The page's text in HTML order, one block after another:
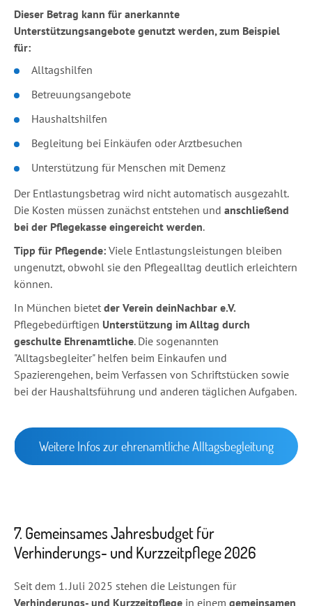
Dieser Betrag kann für anerkannte
Unterstützungsangebote genutzt werden, zum Beispiel
für:
Alltagshilfen
Betreuungsangebote
Haushaltshilfen
Begleitung bei Einkäufen oder Arztbesuchen
Unterstützung für Menschen mit Demenz
Der Entlastungsbetrag wird nicht automatisch ausgezahlt.
Die Kosten müssen zunächst entstehen und anschließend
bei der Pflegekasse eingereicht werden.
Tipp für Pflegende: Viele Entlastungsleistungen bleiben
ungenutzt, obwohl sie den Pflegealltag deutlich erleichtern
können.
In München bietet der Verein deinNachbar e.V.
Pflegebedürftigen Unterstützung im Alltag durch
geschulte Ehrenamtliche. Die sogenannten
"Alltagsbegleiter" helfen beim Einkaufen und
Spazierengehen, beim Verfassen von Schriftstücken sowie
bei der Haushaltsführung und anderen täglichen Aufgaben.
Weitere Infos zur ehrenamtliche Alltagsbegleitung
7. Gemeinsames Jahresbudget für
Verhinderungs- und Kurzzeitpflege 2026
Seit dem 1. Juli 2025 stehen die Leistungen für
Verhinderungs- und Kurzzeitpflege in einem gemeinsamen